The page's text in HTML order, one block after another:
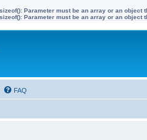
sizeof(): Parameter must be an array or an object
sizeof(): Parameter must be an array or an object
FAQ